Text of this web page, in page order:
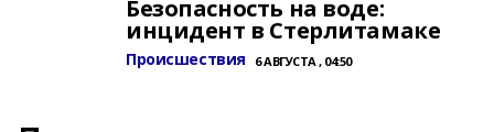
Безопасность на воде:
инцидент в Стерлитамаке
Происшествия 6 АВГУСТА , 04:50